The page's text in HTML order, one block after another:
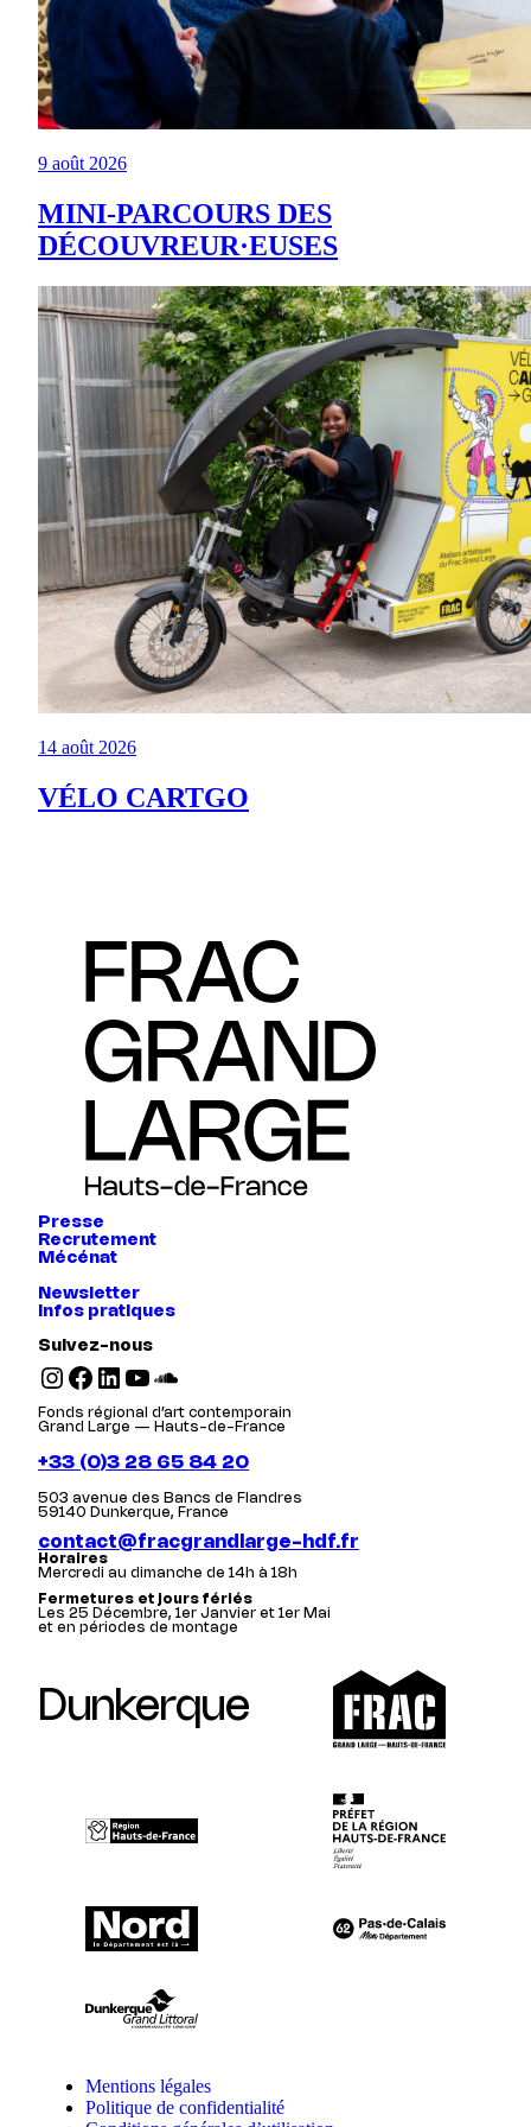
9 août 2026
MINI-PARCOURS DES
DÉCOUVREUR·EUSES
14 août 2026
VÉLO CARTGO
Presse
Recrutement
Mécénat
Newsletter
Infos pratiques
Suivez-nous
Instagram Facebook LinkedIn YouTube SoundCloud
Fonds régional d’art contemporain
Grand Large — Hauts-de-France
+33 (0)3 28 65 84 20
503 avenue des Bancs de Flandres
59140 Dunkerque, France
contact@fracgrandlarge-hdf.fr
Horaires
Mercredi au dimanche de 14h à 18h
Fermetures et jours fériés
Les 25 Décembre, 1er Janvier et 1er Mai
et en périodes de montage
Dunkerque
Mentions légales
Politique de confidentialité